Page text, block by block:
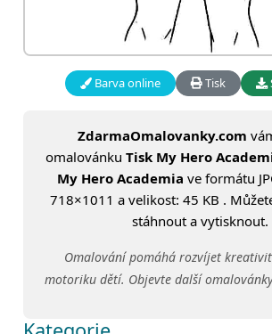
Barva online Tisk
ZdarmaOmalovanky.com
omalovánku Tisk My Hero
My Hero Academia ve formátu
718×1011 a velikost: 45 KB .
stáhnout a vytisknout.
Omalování pomáhá rozvíjet
motoriku dětí. Objevte další